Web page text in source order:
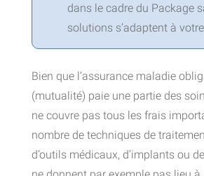
dans le cadre du Package
solutions s’adaptent à
Bien que l’assurance maladie
(mutualité) paie une partie des
ne couvre pas tous les frais
nombre de techniques de
d’outils médicaux, d’implants ou